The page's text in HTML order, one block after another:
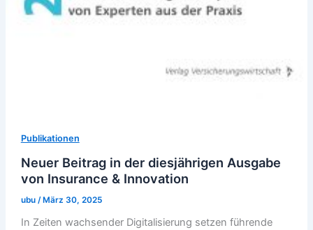
Publikationen
Neuer Beitrag in der diesjährigen Ausgabe
von Insurance & Innovation
ubu /März 30, 2025
In Zeiten wachsender Digitalisierung setzen führende